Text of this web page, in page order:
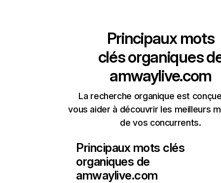
Principaux mots
clés organiques
amwaylive.com
La recherche organique est
vous aider à découvrir les meilleurs
de vos concurrents.
Principaux mots clés
organiques de
amwaylive.com